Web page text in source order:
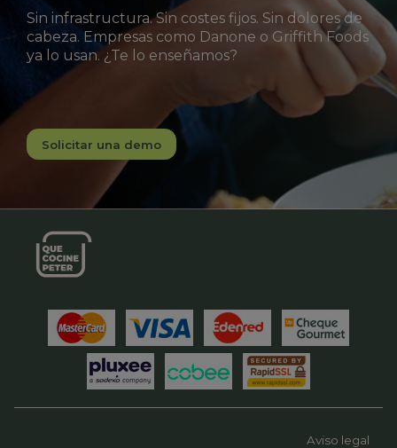
Sin infrastructura. Sin costes fijos. Sin dolores de
cabeza. Empresas como Danone o Griffith Foods
ya lo usan. ¿Te lo enseñamos?
Solicitar una demo
Aviso legal